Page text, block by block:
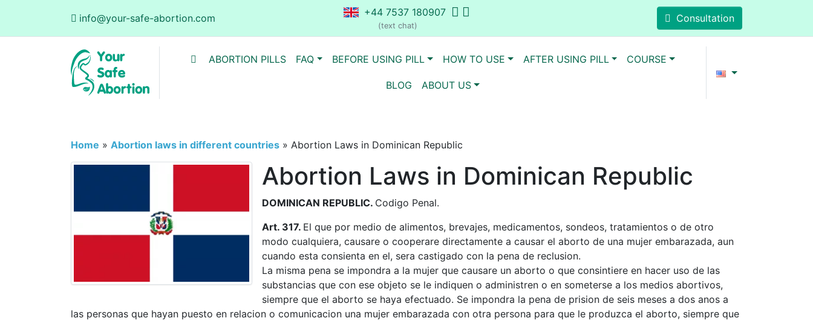
info@your-safe-abortion.com +44 7537 180907
(text chat)
Consultation
ABORTION PILLS FAQ BEFORE USING PILL HOW TO USE AFTER USING PILL COURSE
BLOG ABOUT US
Home » Abortion laws in different countries » Abortion Laws in Dominican Republic
Abortion Laws in Dominican Republic
DOMINICAN REPUBLIC. Codigo Penal.
Art. 317. El que por medio de alimentos, brevajes, medicamentos, sondeos, tratamientos o de otro
modo cualquiera, causare o cooperare directamente a causar el aborto de una mujer embarazada, aun
cuando esta consienta en el, sera castigado con la pena de reclusion.
La misma pena se impondra a la mujer que causare un aborto o que consintiere en hacer uso de las
substancias que con ese objeto se le indiquen o administren o en someterse a los medios abortivos,
siempre que el aborto se haya efectuado. Se impondra la pena de prision de seis meses a dos anos a
las personas que hayan puesto en relacion o comunicacion una mujer embarazada con otra persona para que le produzca el aborto, siempre que